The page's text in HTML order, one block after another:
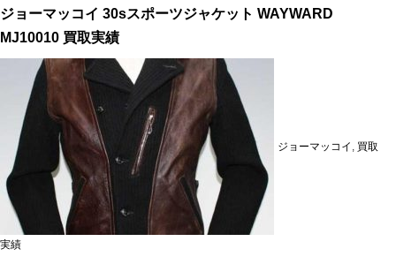
ジョーマッコイ 30sスポーツジャケット WAYWARD
MJ10010 買取実績
ジョーマッコイ 買取
実績